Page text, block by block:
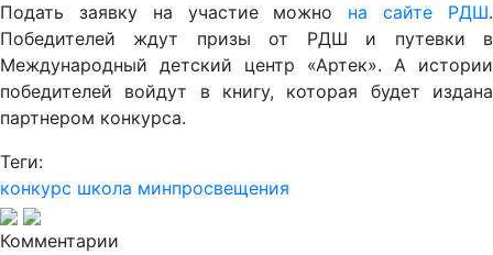
Подать заявку на участие можно на сайте РДШ.
Победителей ждут призы от РДШ и путевки в
Международный детский центр «Артек». А истории
победителей войдут в книгу, которая будет издана
партнером конкурса.
Теги:
конкурс школа минпросвещения
Комментарии